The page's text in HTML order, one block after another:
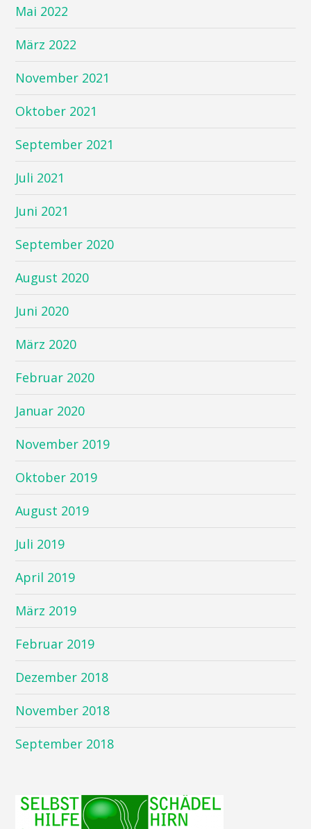
Mai 2022
März 2022
November 2021
Oktober 2021
September 2021
Juli 2021
Juni 2021
September 2020
August 2020
Juni 2020
März 2020
Februar 2020
Januar 2020
November 2019
Oktober 2019
August 2019
Juli 2019
April 2019
März 2019
Februar 2019
Dezember 2018
November 2018
September 2018